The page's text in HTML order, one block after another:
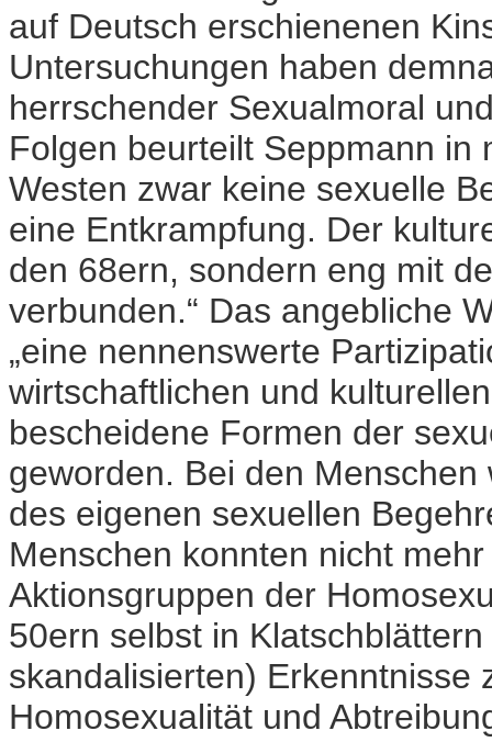
auf Deutsch erschienenen
Untersuchungen haben
herrschender Sexualmoral
Folgen beurteilt Seppmann in
Westen zwar keine sexuelle
eine Entkrampfung. Der
den 68ern, sondern eng mit
verbunden.“ Das angebliche
„eine nennenswerte
wirtschaftlichen und
bescheidene Formen der
geworden. Bei den
des eigenen sexuellen
Menschen konnten nicht
Aktionsgruppen der
50ern selbst in
skandalisierten) Erkenntnisse
Homosexualität und